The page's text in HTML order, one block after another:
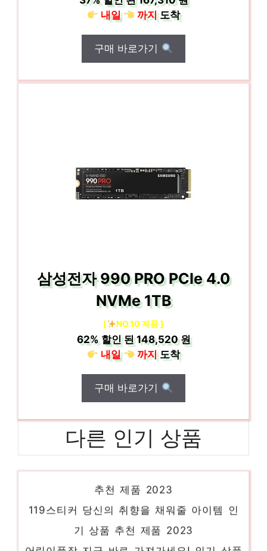
내일
까지도착
구매 바로가기
삼성전자 990 PRO PCIe 4.0
NVMe 1TB
[ NO.10 제품 ]
62%할인 된148,520 원
내일
까지도착
구매 바로가기
다른 인기 상품
추천 제품 2023
119스티커 당신의 취향을 채워줄 아이템 인
기 상품 추천 제품 2023
어린이풀장 지금 바로 가져가세요! 인기 상품